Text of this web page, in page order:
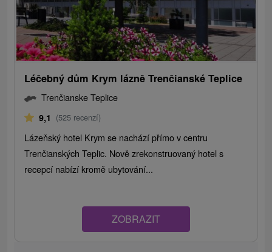
Léčebný dům Krym lázně Trenčianské Teplice
Trenčianske Teplice
9,1 (525 recenzí)
Lázeňský hotel Krym se nachází přímo v centru
Trenčianských Teplic. Nově zrekonstruovaný hotel s
recepcí nabízí kromě ubytování...
ZOBRAZIT